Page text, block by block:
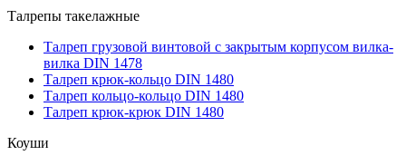
Талрепы такелажные
Талреп грузовой винтовой с закрытым корпусом вилка-
вилка DIN 1478
Талреп крюк-кольцо DIN 1480
Талреп кольцо-кольцо DIN 1480
Талреп крюк-крюк DIN 1480
Коуши